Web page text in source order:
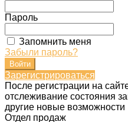
Пароль
Запомнить меня
Забыли пароль?
Зарегистрироваться
После регистрации на
отслеживание состояния
другие новые возможности
Отдел продаж